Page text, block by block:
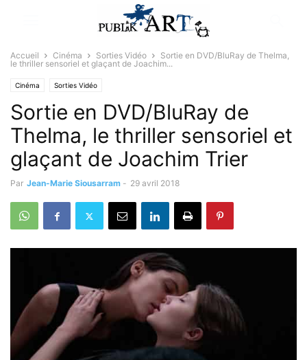
Accueil Cinéma Sorties Vidéo
Sortie en DVD/BluRay de Thelma,
le thriller sensoriel et glaçant de Joachim...
Cinéma Sorties Vidéo
Sortie en DVD/BluRay de
Thelma, le thriller sensoriel et
glaçant de Joachim Trier
Par Jean-Marie Siousarram - 29 avril 2018